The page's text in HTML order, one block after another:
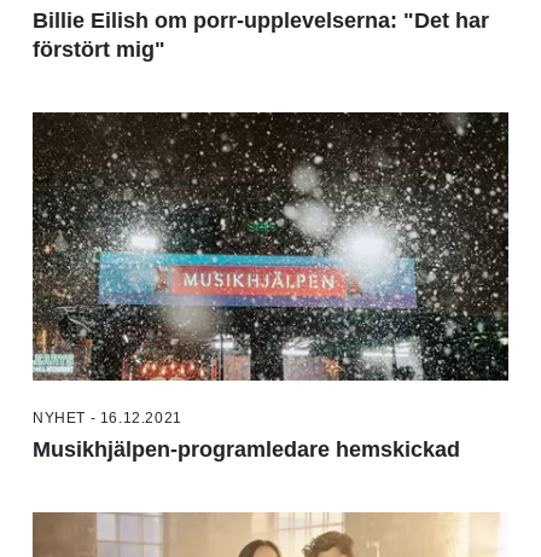
Billie Eilish om porr-upplevelserna: "Det har
förstört mig"
NYHET - 16.12.2021
Musikhjälpen-programledare hemskickad